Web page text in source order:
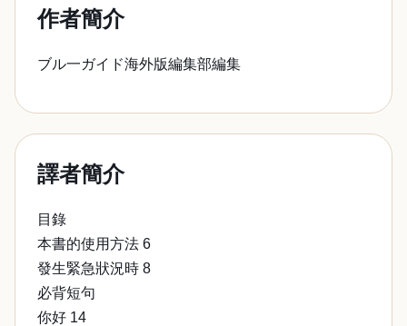
作者簡介
ブル一ガイド海外版編集部編集
譯者簡介
目錄
本書的使用方法 6
發生緊急狀況時 8
必背短句
你好 14